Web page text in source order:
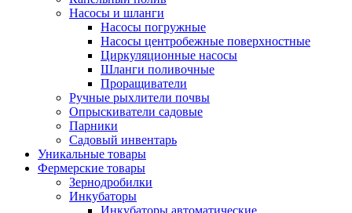
Насосы и шланги
Насосы погружные
Насосы центробежные поверхностные
Циркуляционные насосы
Шланги поливочные
Проращиватели
Ручные рыхлители почвы
Опрыскиватели садовые
Парники
Садовый инвентарь
Уникальные товары
Фермерские товары
Зернодробилки
Инкубаторы
Инкубаторы автоматические